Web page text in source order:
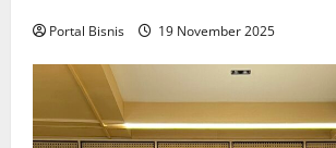
Portal Bisnis 19 November 2025